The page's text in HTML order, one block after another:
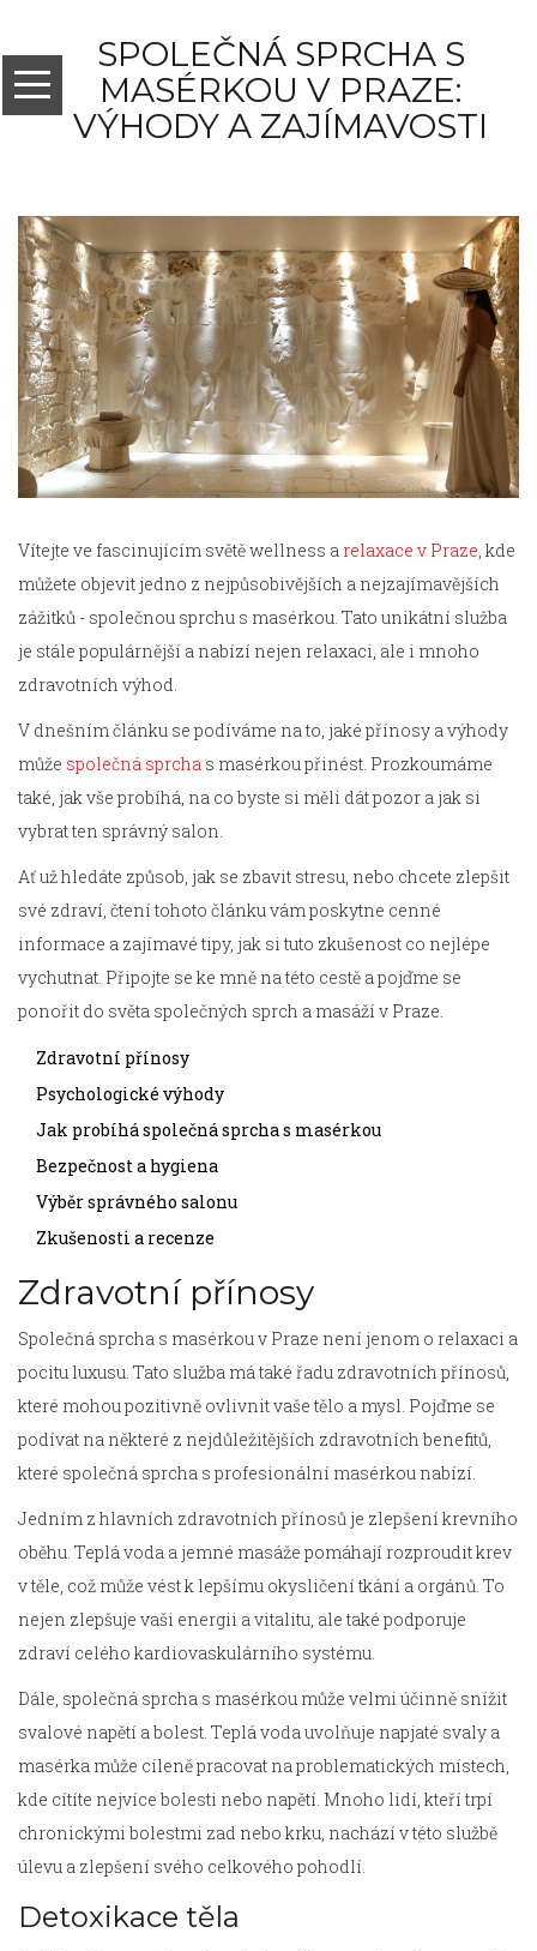
SPOLEČNÁ SPRCHA S
MASÉRKOU V PRAZE:
VÝHODY A ZAJÍMAVOSTI
Vítejte ve fascinujícím světě wellness a relaxace v Praze, kde
můžete objevit jedno z nejpůsobivějších a nejzajímavějších
zážitků - společnou sprchu s masérkou. Tato unikátní služba
je stále populárnější a nabízí nejen relaxaci, ale i mnoho
zdravotních výhod.
V dnešním článku se podíváme na to, jaké přínosy a výhody
může společná sprcha s masérkou přinést. Prozkoumáme
také, jak vše probíhá, na co byste si měli dát pozor a jak si
vybrat ten správný salon.
Ať už hledáte způsob, jak se zbavit stresu, nebo chcete zlepšit
své zdraví, čtení tohoto článku vám poskytne cenné
informace a zajímavé tipy, jak si tuto zkušenost co nejlépe
vychutnat. Připojte se ke mně na této cestě a pojďme se
ponořit do světa společných sprch a masáží v Praze.
Zdravotní přínosy
Psychologické výhody
Jak probíhá společná sprcha s masérkou
Bezpečnost a hygiena
Výběr správného salonu
Zkušenosti a recenze
Zdravotní přínosy
Společná sprcha s masérkou v Praze není jenom o relaxaci a
pocitu luxusu. Tato služba má také řadu zdravotních přínosů,
které mohou pozitivně ovlivnit vaše tělo a mysl. Pojďme se
podívat na některé z nejdůležitějších zdravotních benefitů,
které společná sprcha s profesionální masérkou nabízí.
Jedním z hlavních zdravotních přínosů je zlepšení krevního
oběhu. Teplá voda a jemné masáže pomáhají rozproudit krev
v těle, což může vést k lepšímu okysličení tkání a orgánů. To
nejen zlepšuje vaši energii a vitalitu, ale také podporuje
zdraví celého kardiovaskulárního systému.
Dále, společná sprcha s masérkou může velmi účinně snížit
svalové napětí a bolest. Teplá voda uvolňuje napjaté svaly a
masérka může cíleně pracovat na problematických místech,
kde cítíte nejvíce bolesti nebo napětí. Mnoho lidí, kteří trpí
chronickými bolestmi zad nebo krku, nachází v této službě
úlevu a zlepšení svého celkového pohodlí.
Detoxikace těla